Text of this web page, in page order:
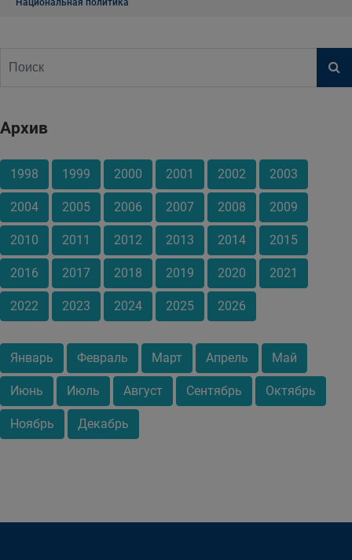
Национальная политика
Архив
1998 1999 2000 2001 2002 2003
2004 2005 2006 2007 2008 2009
2010 2011 2012 2013 2014 2015
2016 2017 2018 2019 2020 2021
2022 2023 2024 2025 2026
Январь Февраль Март Апрель Май
Июнь Июль Август Сентябрь Октябрь
Ноябрь Декабрь